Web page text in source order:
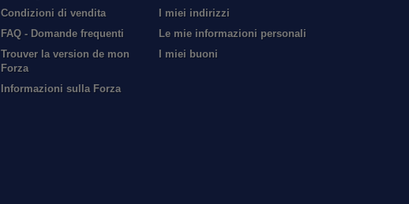
Condizioni di vendita
FAQ - Domande frequenti
Trouver la version de mon
Forza
Informazioni sulla Forza
I miei indirizzi
Le mie informazioni personali
I miei buoni